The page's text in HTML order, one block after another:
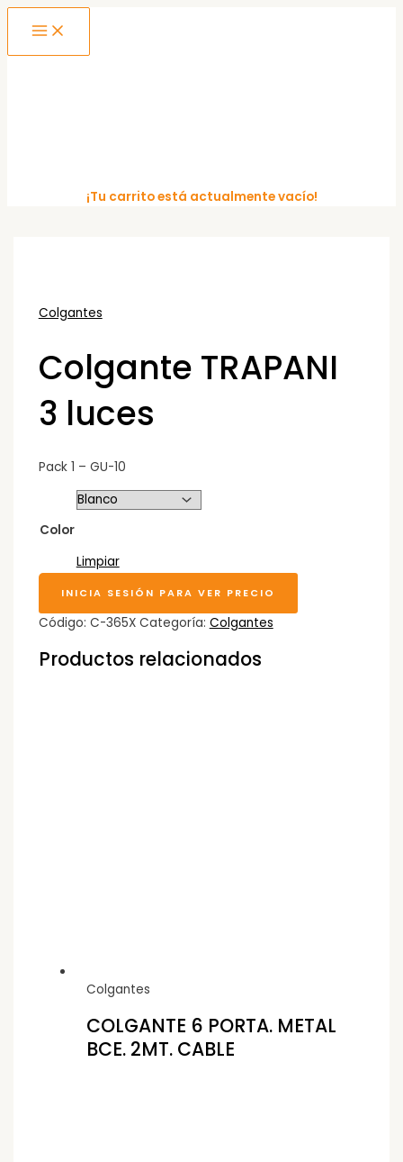
Ir
MENU
¡Tu carrito está actualmente vacío!
Colgantes
Colgante TRAPANI
3 luces
Pack 1 – GU-10
Color
Limpiar
INICIA SESIÓN PARA VER PRECIO
Código: C-365X Categoría: Colgantes
Productos relacionados
Colgantes
COLGANTE 6 PORTA. METAL
BCE. 2MT. CABLE